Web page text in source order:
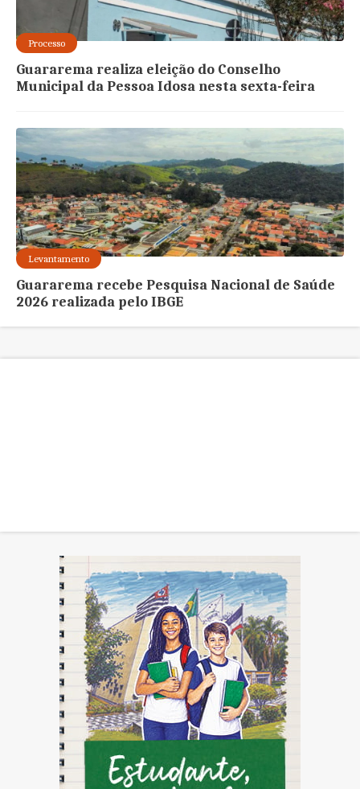
Processo
Guararema realiza eleição do Conselho
Municipal da Pessoa Idosa nesta sexta-feira
Levantamento
Guararema recebe Pesquisa Nacional de Saúde
2026 realizada pelo IBGE